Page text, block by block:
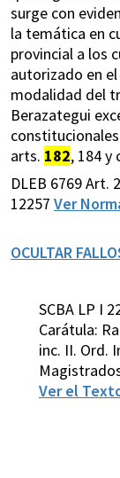
surge con
la temática en
provincial a los
autorizado en
modalidad del
Berazategui
arts. 182, 184 y
DLEB 6769 Art.
12257 Ver
OCULTAR
SCBA LP I
Carátula:
inc. II. Ord.
Ver el